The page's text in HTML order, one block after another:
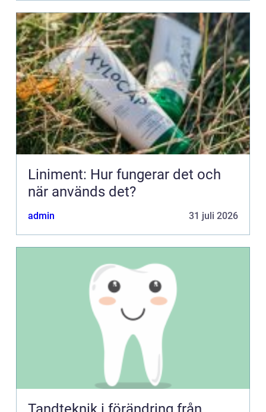
Liniment: Hur fungerar det och
när används det?
admin 31 juli 2026